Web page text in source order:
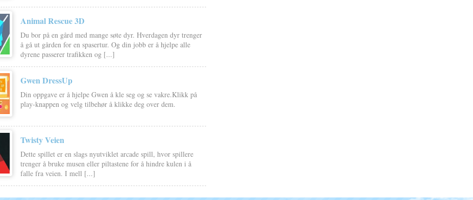
Animal Rescue 3D
Du bor på en gård med mange søte dyr. Hverdagen dyr trenger
å gå ut gården for en spasertur. Og din jobb er å hjelpe alle
dyrene passerer trafikken og [...]
Gwen DressUp
Din oppgave er å hjelpe Gwen å kle seg og se vakre.Klikk på
play-knappen og velg tilbehør å klikke deg over dem.
Twisty Veien
Dette spillet er en slags nyutviklet arcade spill, hvor spillere
trenger å bruke musen eller piltastene for å hindre kulen i å
falle fra veien. I mell [...]